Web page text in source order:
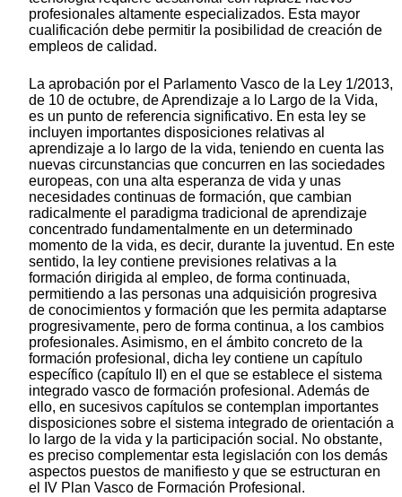
profesionales altamente especializados. Esta mayor
cualificación debe permitir la posibilidad de creación de
empleos de calidad.
La aprobación por el Parlamento Vasco de la Ley 1/2013,
de 10 de octubre, de Aprendizaje a lo Largo de la Vida,
es un punto de referencia significativo. En esta ley se
incluyen importantes disposiciones relativas al
aprendizaje a lo largo de la vida, teniendo en cuenta las
nuevas circunstancias que concurren en las sociedades
europeas, con una alta esperanza de vida y unas
necesidades continuas de formación, que cambian
radicalmente el paradigma tradicional de aprendizaje
concentrado fundamentalmente en un determinado
momento de la vida, es decir, durante la juventud. En este
sentido, la ley contiene previsiones relativas a la
formación dirigida al empleo, de forma continuada,
permitiendo a las personas una adquisición progresiva
de conocimientos y formación que les permita adaptarse
progresivamente, pero de forma continua, a los cambios
profesionales. Asimismo, en el ámbito concreto de la
formación profesional, dicha ley contiene un capítulo
específico (capítulo II) en el que se establece el sistema
integrado vasco de formación profesional. Además de
ello, en sucesivos capítulos se contemplan importantes
disposiciones sobre el sistema integrado de orientación a
lo largo de la vida y la participación social. No obstante,
es preciso complementar esta legislación con los demás
aspectos puestos de manifiesto y que se estructuran en
el IV Plan Vasco de Formación Profesional.